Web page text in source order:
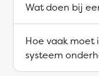
Wat doen bij
Hoe vaak
systeem